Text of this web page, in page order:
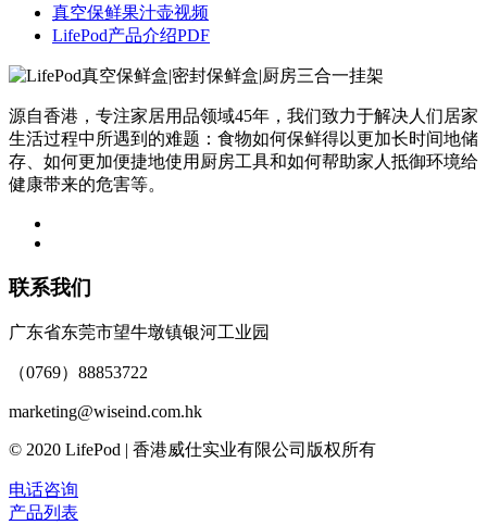
真空保鲜果汁壶视频
LifePod产品介绍PDF
源自香港，专注家居用品领域45年，我们致力于解决人们居家
生活过程中所遇到的难题：食物如何保鲜得以更加长时间地储
存、如何更加便捷地使用厨房工具和如何帮助家人抵御环境给
健康带来的危害等。
联系我们
广东省东莞市望牛墩镇银河工业园
（0769）88853722
marketing@wiseind.com.hk
© 2020 LifePod | 香港威仕实业有限公司版权所有
电话咨询
产品列表